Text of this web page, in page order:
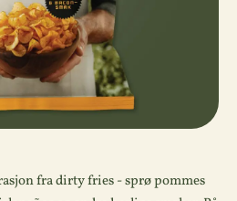
fra dirty fries - sprø pommes